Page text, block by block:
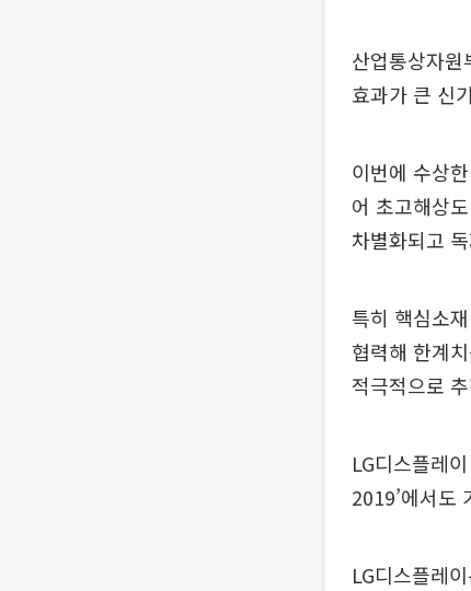
산업통상자원
효과가 큰 신
이번에 수상
어 초고해상
차별화되고
특히 핵심소
협력해 한계
적극적으로
LG디스플레
2019’에서도
LG디스플레